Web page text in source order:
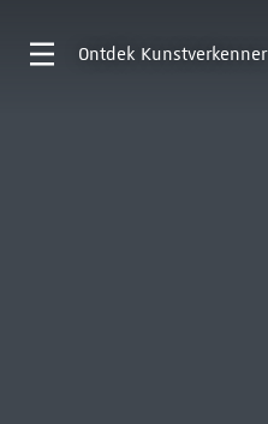
Ontdek Kunstverkenner